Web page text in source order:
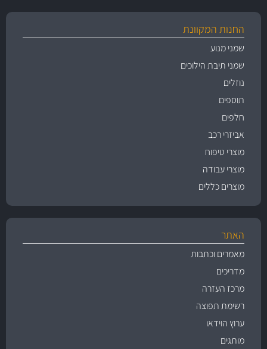
החנות המקוונת
שמני מנוע
שמני תיבת הילוכים
נוזלים
תוספים
חלפים
אביזרי רכב
מוצרי טיפוח
מוצרי עבודה
מוצרים כללים
האתר
מאמרים וכתבות
מדריכים
מרכז העזרה
רשימת תפוצה
ערוץ הוידאו
מותגים